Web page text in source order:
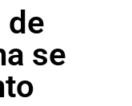
de
se